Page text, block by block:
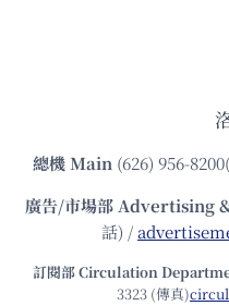
總機Main (626) 956-
廣告/市場部Advertising
話) /
訂閱部 Circulation
3323 (傳真)